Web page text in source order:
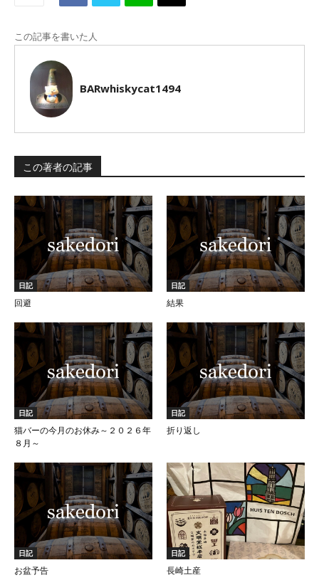
この記事を書いた人
BARwhiskycat1494
この著者の記事
日記
回避
日記
結果
日記
猫バーの今月のお休み～２０２６年
８月～
日記
折り返し
日記
お盆予告
日記
長崎土産